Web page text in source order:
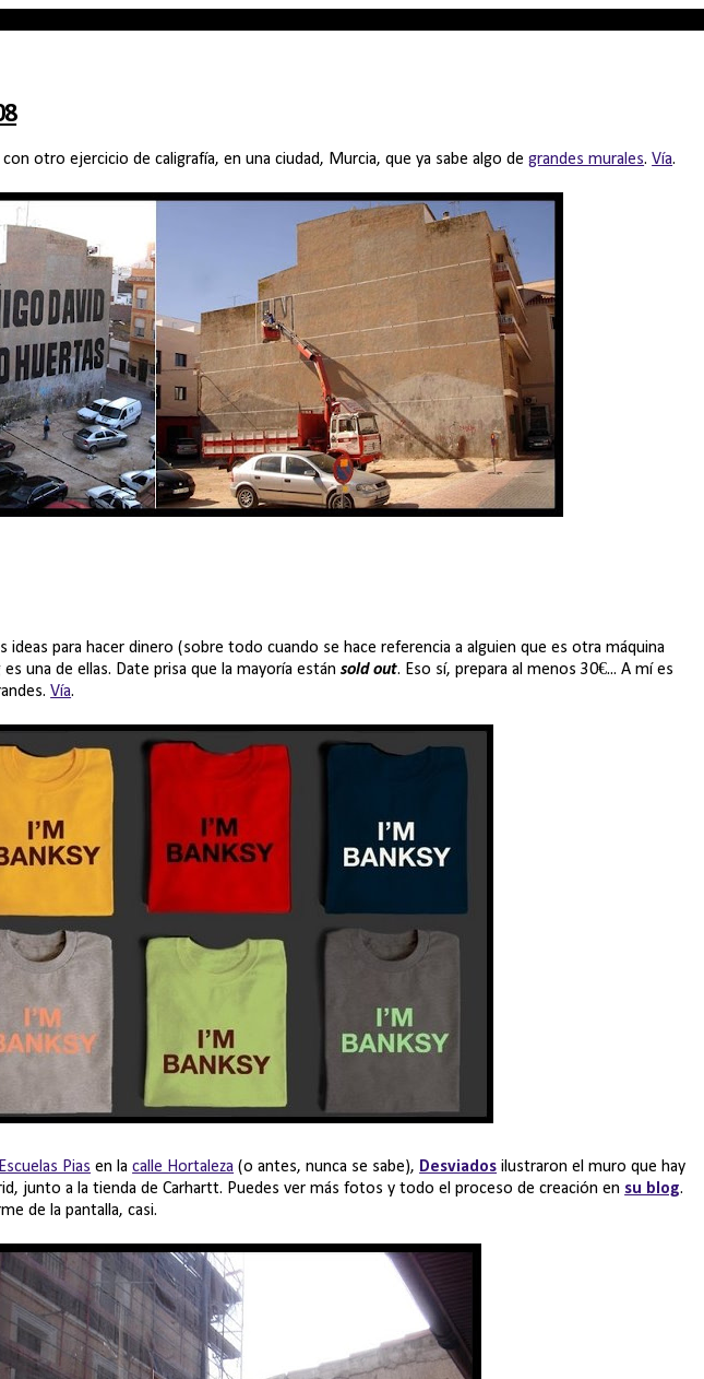
con otro ejercicio de caligrafía, en una ciudad, Murcia, que ya sabe algo degrandes murales.Vía.
ideas para hacer dinero (sobre todo cuando se hace referencia a alguien que es otra máquina
una de ellas. Date prisa que la mayoría estánsold out. Eso sí, prepara al menos 30€... A mí es
Vía.
Pias en lacalle Hortaleza (o antes, nunca se sabe), Desviados ilustraron el muro que hay
junto a la tienda de Carhartt. Puedes ver más fotos y todo el proceso de creación en su blog.
de la pantalla, casi.